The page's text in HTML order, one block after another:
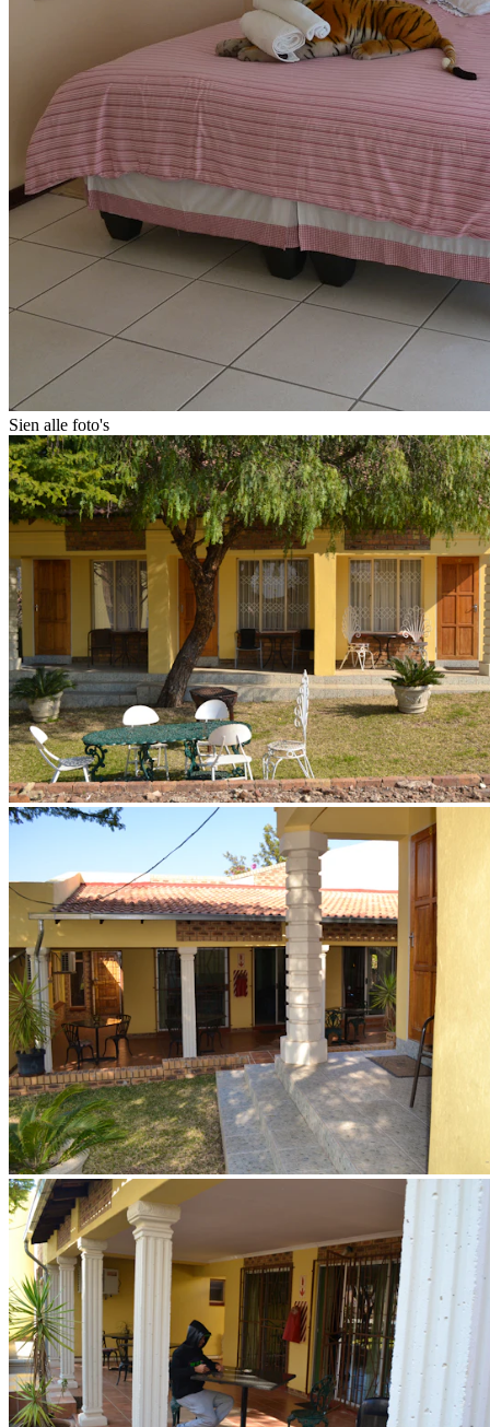
Sien alle foto's